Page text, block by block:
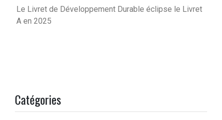
Le Livret de Développement Durable éclipse le Livret
A en 2025
Catégories